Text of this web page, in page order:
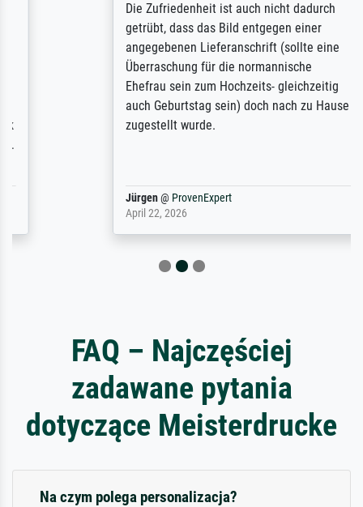
Die Zufriedenheit ist auch nicht dadurch
getrübt, dass das Bild entgegen einer
angegebenen Lieferanschrift (sollte eine
Überraschung für die normannische
Ehefrau sein zum Hochzeits- gleichzeitig
auch Geburtstag sein) doch nach zu Hause
zugestellt wurde.
ProvenExpert
April 22, 2026
FAQ – Najczęściej
zadawane pytania
dotyczące Meisterdrucke
Na czym polega personalizacja?